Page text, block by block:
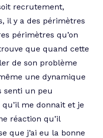
recrutement,
il y a des périmètres
périmètres qu’on
que quand cette
de son problème
une dynamique
senti un peu
me donnait et je
réaction qu’il
que j’ai eu la bonne